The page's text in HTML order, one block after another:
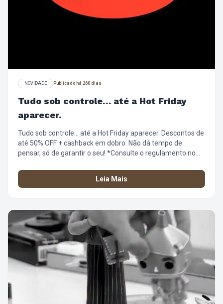
NOVIDADE Publicado há 260 dias
Tudo sob controle… até a Hot Friday
aparecer.
Tudo sob controle… até a Hot Friday aparecer. Descontos de
até 50% OFF + cashback em dobro. Não dá tempo de
pensar, só de garantir o seu! *Consulte o regulamento no
atendimento/regulamentos
Leia Mais